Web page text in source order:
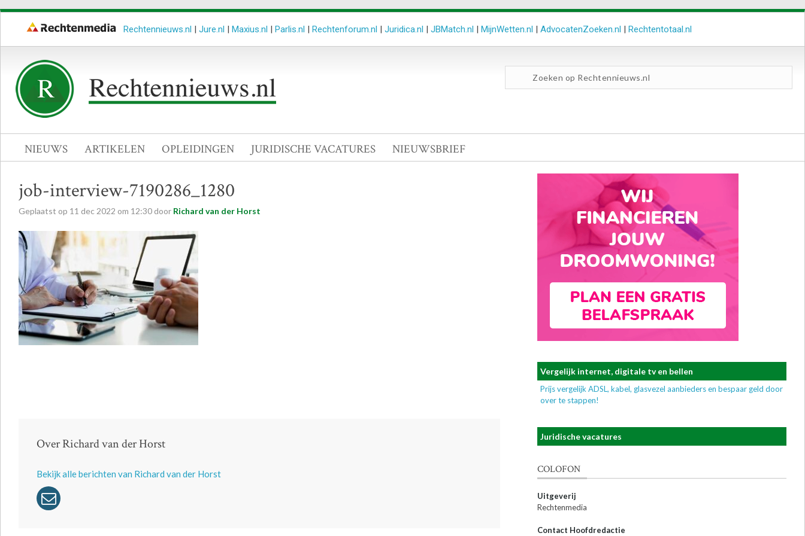
Rechtennieuws.nl | Jure.nl | Maxius.nl | Parlis.nl | Rechtenforum.nl | Juridica.nl | JBMatch.nl | MijnWetten.nl | AdvocatenZoeken.nl | Rechtentotaal.nl
NIEUWS ARTIKELEN OPLEIDINGEN JURIDISCHE VACATURES NIEUWSBRIEF
job-interview-7190286_1280
Geplaatst op 11 dec 2022 om 12:30 door Richard van der Horst
Over Richard van der Horst
Bekijk alle berichten van Richard van der Horst
Vergelijk internet, digitale tv en bellen
Prijs vergelijk ADSL, kabel, glasvezel aanbieders en bespaar geld door
over te stappen!
Juridische vacatures
COLOFON
Uitgeverij
Rechtenmedia
Contact Hoofdredactie